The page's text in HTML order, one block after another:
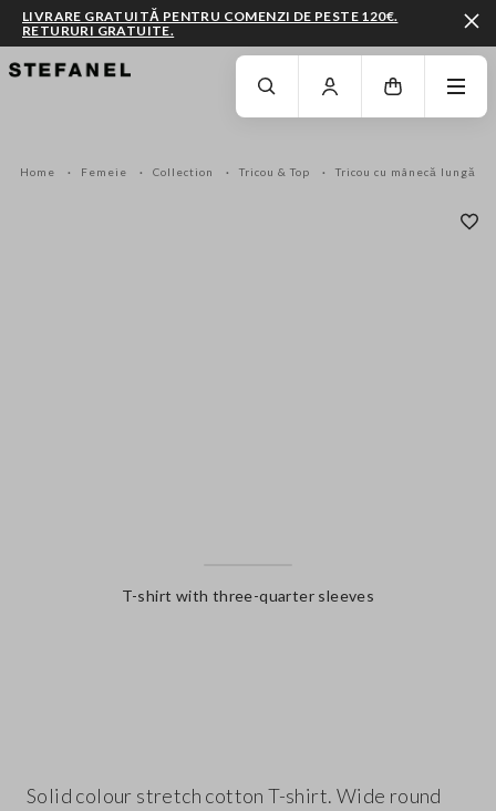
MERGI LA CONȚINUTUL PRINCIPALDERULEAZĂ ÎN JOS
LIVRARE GRATUITĂ PENTRU COMENZI DE PESTE 120€.
RETURURI GRATUITE.
Home Femeie Collection Tricou & Top Tricou cu mânecă lungă
T-shirt with three-quarter sleeves
Solid colour stretch cotton T-shirt. Wide round